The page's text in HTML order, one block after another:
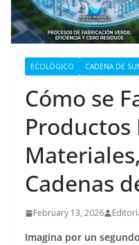
ECOLÓGICO CADENA DE
Cómo se
Productos
Cadenas
February 13, 2026
Imagina por un